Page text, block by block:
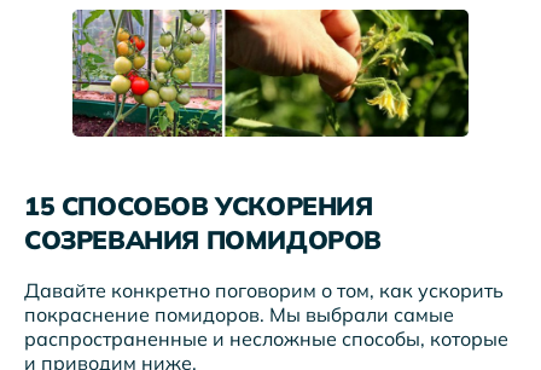
15 СПОСОБОВ УСКОРЕНИЯ
СОЗРЕВАНИЯ ПОМИДОРОВ
Давайте конкретно поговорим о том, как ускорить
покраснение помидоров. Мы выбрали самые
распространенные и несложные способы, которые
и приводим ниже.